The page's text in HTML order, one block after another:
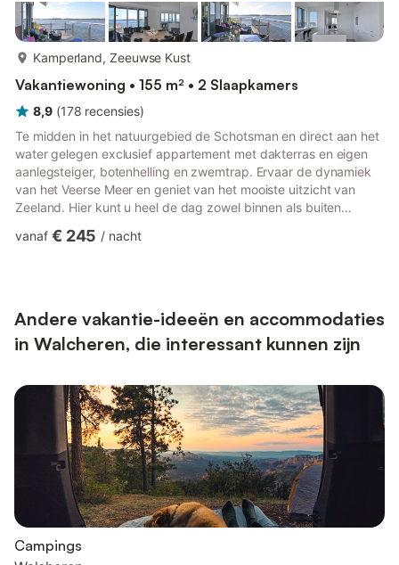
Kamperland, Zeeuwse Kust
Vakantiewoning • 155 m² • 2 Slaapkamers
8,9 (178 recensies)
Te midden in het natuurgebied de Schotsman en direct aan het
water gelegen exclusief appartement met dakterras en eigen
aanlegsteiger, botenhelling en zwemtrap. Ervaar de dynamiek
van het Veerse Meer en geniet van het mooiste uitzicht van
Zeeland. Hier kunt u heel de dag zowel binnen als buiten
boten en de veranderende kleuren op het kabbelende water
is ingeric...
vanaf € 245 / nacht
Andere vakantie-ideeën en accommodaties
in Walcheren, die interessant kunnen zijn
Campings